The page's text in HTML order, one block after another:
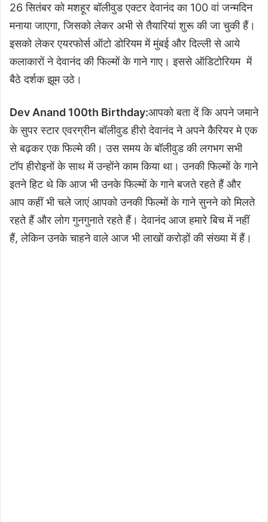
26 सितंबर को मशहूर बॉलीवुड एक्टर देवानंद का 100 वां जन्मदिन
मनाया जाएगा, जिसको लेकर अभी से तैयारियां शुरू की जा चुकी हैं।
इसको लेकर एयरफोर्स ऑटो डोरियम में मुंबई और दिल्ली से आये
कलाकारों ने देवानंद की फिल्मों के गाने गाए। इससे ऑडिटोरियम में
बैठे दर्शक झूम उठे।
Dev Anand 100th Birthday:आपको बता दें कि अपने जमाने
के सुपर स्टार एवरग्रीन बॉलीवुड हीरो देवानंद ने अपने कैरियर मे एक
से बढ़कर एक फिल्मे की। उस समय के बॉलीवुड की लगभग सभी
टॉप हीरोइनों के साथ में उन्होंने काम किया था। उनकी फिल्मों के गाने
इतने हिट थे कि आज भी उनके फिल्मों के गाने बजते रहते हैं और
आप कहीं भी चले जाएं आपको उनकी फिल्मों के गाने सुनने को मिलते
रहते हैं और लोग गुनगुनाते रहते हैं। देवानंद आज हमारे बिच में नहीं
हैं, लेकिन उनके चाहने वाले आज भी लाखों करोड़ों की संख्या में हैं।